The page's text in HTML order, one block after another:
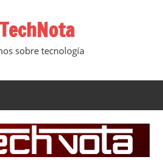
sobre tecnología